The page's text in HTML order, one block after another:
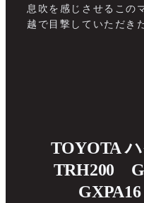
息吹を感じさせるこの
越で目撃していただき
TOYOTA
TRH200